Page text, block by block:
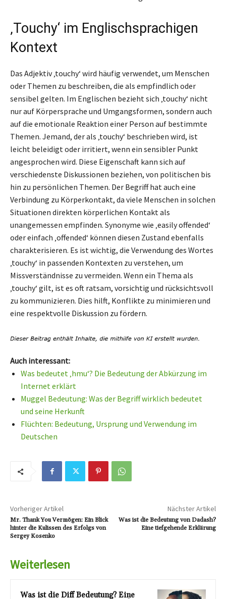
‚Touchy‘ im Englischsprachigen
Kontext
Das Adjektiv ‚touchy‘ wird häufig verwendet, um Menschen
oder Themen zu beschreiben, die als empfindlich oder
sensibel gelten. Im Englischen bezieht sich ‚touchy‘ nicht
nur auf Körpersprache und Umgangsformen, sondern auch
auf die emotionale Reaktion einer Person auf bestimmte
Themen. Jemand, der als ‚touchy‘ beschrieben wird, ist
leicht beleidigt oder irritiert, wenn ein sensibler Punkt
angesprochen wird. Diese Eigenschaft kann sich auf
verschiedenste Diskussionen beziehen, von politischen bis
hin zu persönlichen Themen. Der Begriff hat auch eine
Verbindung zu Körperkontakt, da viele Menschen in solchen
Situationen direkten körperlichen Kontakt als
unangemessen empfinden. Synonyme wie ‚easily offended‘
oder einfach ‚offended‘ können diesen Zustand ebenfalls
charakterisieren. Es ist wichtig, die Verwendung des Wortes
‚touchy‘ in passenden Kontexten zu verstehen, um
Missverständnisse zu vermeiden. Wenn ein Thema als
‚touchy‘ gilt, ist es oft ratsam, vorsichtig und rücksichtsvoll
zu kommunizieren. Dies hilft, Konflikte zu minimieren und
eine respektvolle Diskussion zu fördern.
Auch interessant:
Was bedeutet ‚hmu‘? Die Bedeutung der Abkürzung im
Internet erklärt
Muggel Bedeutung: Was der Begriff wirklich bedeutet
und seine Herkunft
Flüchten: Bedeutung, Ursprung und Verwendung im
Deutschen
Vorheriger Artikel
Mr. Thank You Vermögen: Ein Blick
hinter die Kulissen des Erfolgs von
Sergey Kosenko
Nächster Artikel
Was ist die Bedeutung von Dadash?
Eine tiefgehende Erklärung
Weiterlesen
Was ist die Diff Bedeutung? Eine